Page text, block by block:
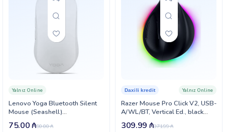
Lenovo Yoga Bluetooth Silent
Mouse (Seashell)
(GY51S61925)
Yalnız Online
90.00₼
75.00₼
Razer Mouse Pro Click V2, USB-
A/WL/BT, Vertical Ed., black
(RZ01-05250100-R3G1)
Daxili kredit Yalnız Online
371.99₼
309.99 ₼